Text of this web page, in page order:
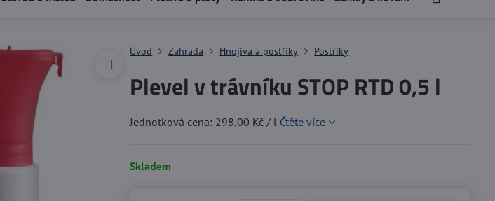
Úvod Zahrada Hnojiva a postřiky Postřiky
Plevel v trávníku STOP RTD 0,5 l
Jednotková cena: 298,00 Kč / l Čtěte více
Skladem